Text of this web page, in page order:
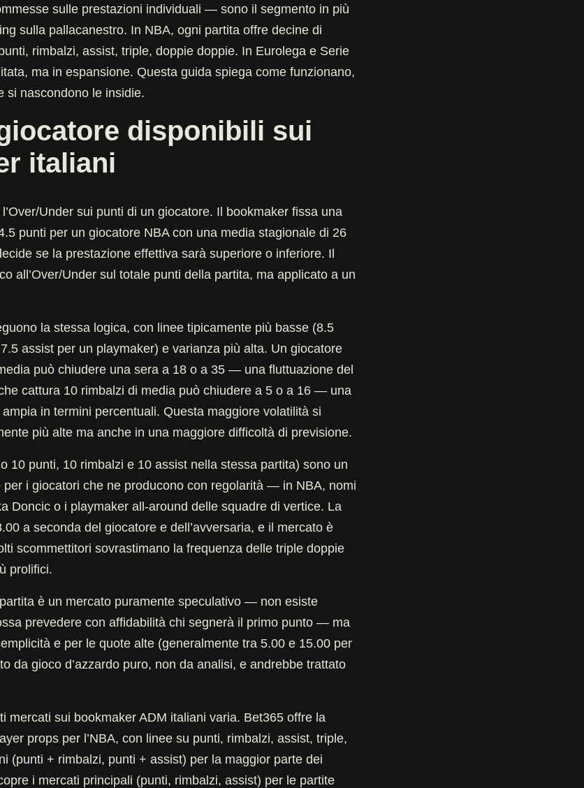
sulle prestazioni individuali — sono il segmento in più
sulla pallacanestro. In NBA, ogni partita offre decine di
rimbalzi, assist, triple, doppie doppie. In Eurolega e Serie
ma in espansione. Questa guida spiega come funzionano,
si nascondono le insidie.
disponibili sui
italiani
Under sui punti di un giocatore. Il bookmaker fissa una
punti per un giocatore NBA con una media stagionale di 26
se la prestazione effettiva sarà superiore o inferiore. Il
all’Over/Under sul totale punti della partita, ma applicato a un
la stessa logica, con linee tipicamente più basse (8.5
assist per un playmaker) e varianza più alta. Un giocatore
può chiudere una sera a 18 o a 35 — una fluttuazione del
cattura 10 rimbalzi di media può chiudere a 5 o a 16 — una
in termini percentuali. Questa maggiore volatilità si
più alte ma anche in una maggiore difficoltà di previsione.
10 punti, 10 rimbalzi e 10 assist nella stessa partita) sono un
per i giocatori che ne producono con regolarità — in NBA, nomi
Doncic o i playmaker all-around delle squadre di vertice. La
a seconda del giocatore e dell’avversaria, e il mercato è
scommettitori sovrastimano la frequenza delle triple doppie
prolifici.
è un mercato puramente speculativo — non esiste
prevedere con affidabilità chi segnerà il primo punto — ma
e per le quote alte (generalmente tra 5.00 e 15.00 per
da gioco d’azzardo puro, non da analisi, e andrebbe trattato
mercati sui bookmaker ADM italiani varia. Bet365 offre la
props per l’NBA, con linee su punti, rimbalzi, assist, triple,
(punti + rimbalzi, punti + assist) per la maggior parte dei
i mercati principali (punti, rimbalzi, assist) per le partite